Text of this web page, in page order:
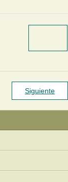
Siguiente